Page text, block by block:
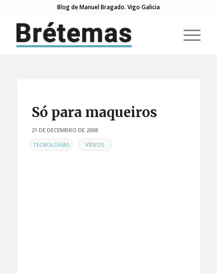
Blog de Manuel Bragado. Vigo Galicia
Só para maqueiros
21 DE DECEMBRO DE 2008
ENTECNOLOXÍAS , VÍDEOS